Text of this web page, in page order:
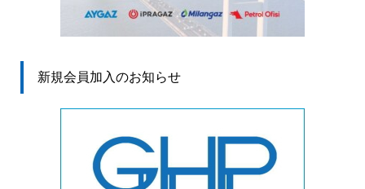
新規会員加入のお知らせ